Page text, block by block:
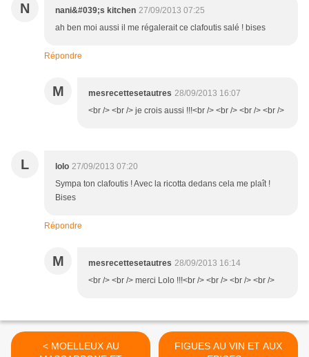
N nani&#039;s kitchen 27/09/2013 07:25
ah ben moi aussi il me régalerait ce clafoutis salé ! bises
Répondre
M mesrecettesetautres 28/09/2013 16:07
<br /> <br /> je crois aussi !!!<br /> <br /> <br /> <br />
L lolo 27/09/2013 07:20
Sympa ton clafoutis ! Avec la ricotta dedans cela me plaît !
Bises
Répondre
M mesrecettesetautres 28/09/2013 16:14
<br /> <br /> merci Lolo !!!<br /> <br /> <br /> <br />
< MOELLEUX AU
FIGUES AU VIN ET AUX